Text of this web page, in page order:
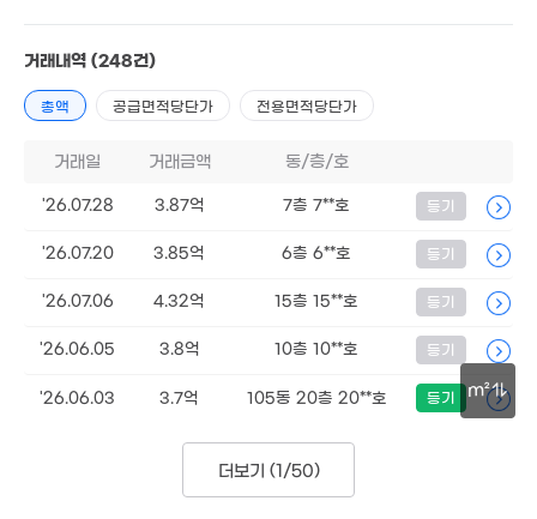
m²
거래내역 (248건)
총액 공급면적당단가 전용면적당단가
거래일 거래금액 동/층/호
'26.07.28 3.87억 7층 7**호 등기
'26.07.20 3.85억 6층 6**호 등기
'26.07.06 4.32억 15층 15**호 등기
'26.06.05 3.8억 10층 10**호 등기
'26.06.03 3.7억 105동 20층 20**호 등기
더보기 (1/50)